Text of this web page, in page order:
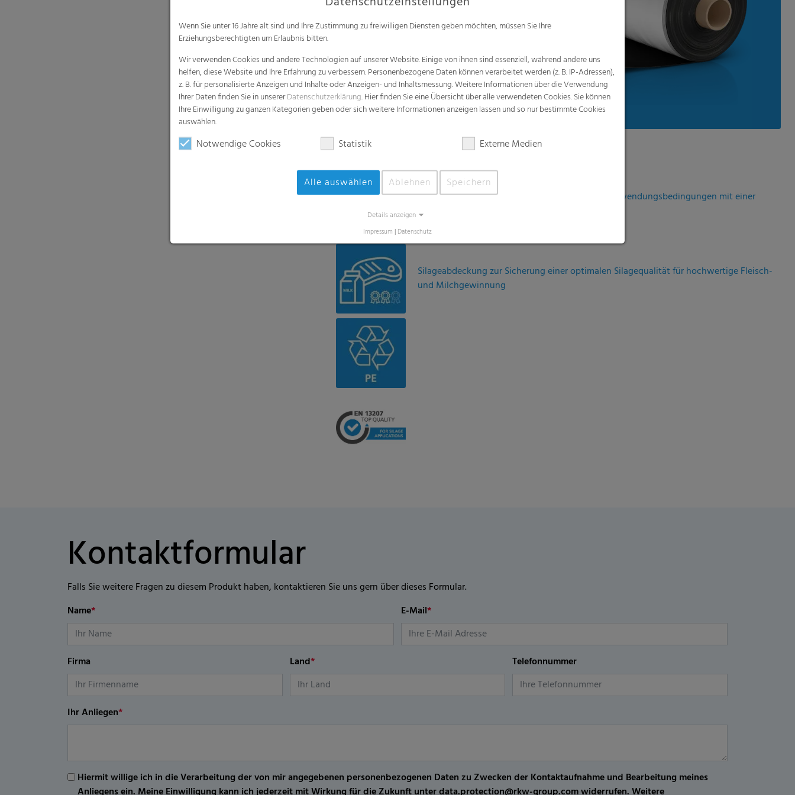
Premium-Abdeckung für extreme Wetter- und Anwendungsbe­din­gungen mit einer
hohen mechanischen Zug- und Reißeigenschaft
Silageabdeckung zur Sicherung einer optimalen Silagequalität für hochwertige Fleisch-
und Milchgewinnung
Kontaktformular
Falls Sie weitere Fragen zu diesem Produkt haben, kontaktieren Sie uns gern über dieses Formular.
Name* E-Mail*
Firma Land* Telefonnummer
Ihr Anliegen*
Hiermit willige ich in die Verarbeitung der von mir angegebenen personenbezogenen Daten zu Zwecken der Kontaktaufnahme und Bearbeitung meines